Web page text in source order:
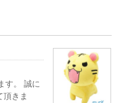
す。 誠に
頂きま